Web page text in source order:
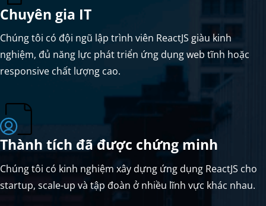
Chuyên gia IT
Chúng tôi có đội ngũ lập trình viên ReactJS giàu kinh
nghiệm, đủ năng lực phát triển ứng dụng web tĩnh hoặc
responsive chất lượng cao.
Thành tích đã được chứng minh
Chúng tôi có kinh nghiệm xây dựng ứng dụng ReactJS cho
startup, scale-up và tập đoàn ở nhiều lĩnh vực khác nhau.